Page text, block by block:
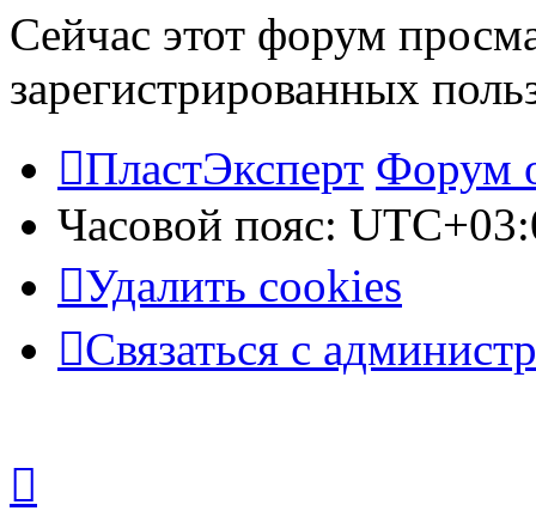
Сейчас этот форум
зарегистрированных
ПластЭксперт Форум
Часовой пояс:
Удалить cookies
Связаться с